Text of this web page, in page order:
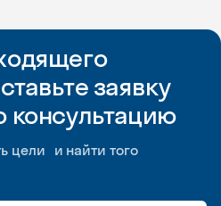
заявку
консультацию
цели и найти того